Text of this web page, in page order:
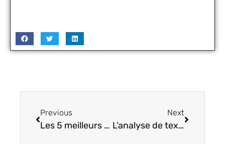
Previous
Les 5 meilleurs moyens d’obtenir de la musique libre de droits
Next
L’analyse de texte permet de pénétrer dans l’esprit d’un consommateur